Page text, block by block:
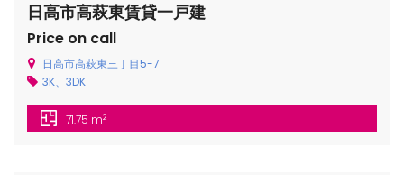
日高市高萩東賃貸一戸建
Price on call
日高市高萩東三丁目5-7
3K、3DK
71.75 m2